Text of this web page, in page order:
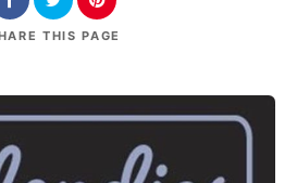
THIS PAGE